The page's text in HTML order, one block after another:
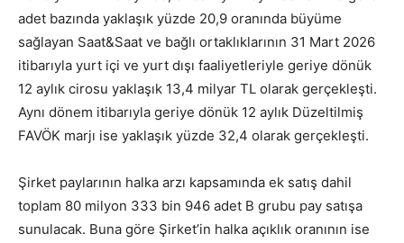
adet bazında yaklaşık yüzde 20,9 oranında büyüme
sağlayan Saat&Saat ve bağlı ortaklıklarının 31 Mart 2026
itibarıyla yurt içi ve yurt dışı faaliyetleriyle geriye dönük
12 aylık cirosu yaklaşık 13,4 milyar TL olarak gerçekleşti.
Aynı dönem itibarıyla geriye dönük 12 aylık Düzeltilmiş
FAVÖK marjı ise yaklaşık yüzde 32,4 olarak gerçekleşti.
Şirket paylarının halka arzı kapsamında ek satış dahil
toplam 80 milyon 333 bin 946 adet B grubu pay satışa
sunulacak. Buna göre Şirket’in halka açıklık oranının ise